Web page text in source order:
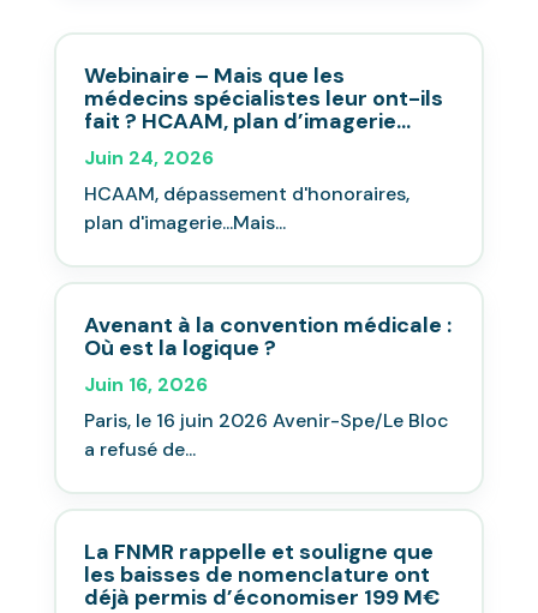
Webinaire – Mais que les
médecins spécialistes leur ont-ils
fait ? HCAAM, plan d’imagerie…
Juin 24, 2026
HCAAM, dépassement d'honoraires,
plan d'imagerie...Mais...
Avenant à la convention médicale :
Où est la logique ?
Juin 16, 2026
Paris, le 16 juin 2026 Avenir-Spe/Le Bloc
a refusé de...
La FNMR rappelle et souligne que
les baisses de nomenclature ont
déjà permis d’économiser 199 M€